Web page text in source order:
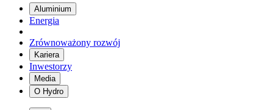
Aluminium
Energia
Zrównoważony rozwój
Kariera
Inwestorzy
Media
O Hydro